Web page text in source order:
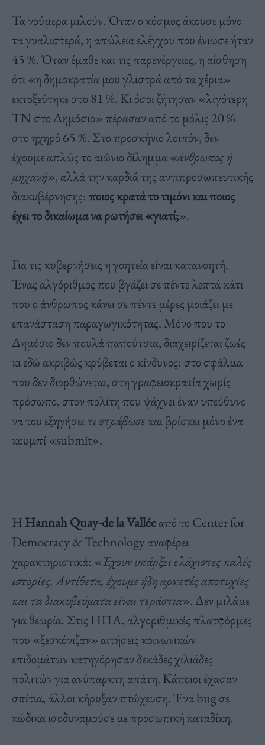
Τα νούμερα μιλούν. Όταν ο κόσμος άκουσε μόνο
τα γυαλιστερά, η απώλεια ελέγχου που ένιωσε ήταν
45 %. Όταν έμαθε και τις παρενέργειες, η αίσθηση
ότι «η δημοκρατία μου γλιστρά από τα χέρια»
εκτοξεύτηκε στο 81 %. Κι όσοι ζήτησαν «λιγότερη
ΤΝ στο Δημόσιο» πέρασαν από το μόλις 20 %
στο ηχηρό 65 %. Στο προσκήνιο λοιπόν, δεν
έχουμε απλώς το αιώνιο δίλημμα «άνθρωπος ή
μηχανή», αλλά την καρδιά της αντιπροσωπευτικής
διακυβέρνησης: ποιος κρατά το τιμόνι και ποιος
έχει το δικαίωμα να ρωτήσει «γιατί;».
Για τις κυβερνήσεις η γοητεία είναι κατανοητή.
Ένας αλγόριθμος που βγάζει σε πέντε λεπτά κάτι
που ο άνθρωπος κάνει σε πέντε μέρες μοιάζει με
επανάσταση παραγωγικότητας. Μόνο που το
Δημόσιο δεν πουλά παπούτσια, διαχειρίζεται ζωές
κι εδώ ακριβώς κρύβεται ο κίνδυνος: στο σφάλμα
που δεν διορθώνεται, στη γραφειοκρατία χωρίς
πρόσωπο, στον πολίτη που ψάχνει έναν υπεύθυνο
να του εξηγήσειτι στράβωσεκαι βρίσκει μόνο ένα
κουμπί «submit».
Η Hannah Quay-de la Valléeαπό το Center for
Democracy & Technology αναφέρει
χαρακτηριστικά: «Έχουν υπάρξει ελάχιστες καλές
ιστορίες. Αντίθετα, έχουμε ήδη αρκετές αποτυχίες
και τα διακυβεύματα είναι τεράστια». Δεν μιλάμε
για θεωρία. Στις ΗΠΑ, αλγοριθμικές πλατφόρμες
που «ξεσκόνιζαν» αιτήσεις κοινωνικών
επιδομάτων κατηγόρησαν δεκάδες χιλιάδες
πολιτών για ανύπαρκτη απάτη. Κάποιοι έχασαν
σπίτια, άλλοι κήρυξαν πτώχευση. Ένα bug σε
κώδικα ισοδυναμούσε με προσωπική καταδίκη.